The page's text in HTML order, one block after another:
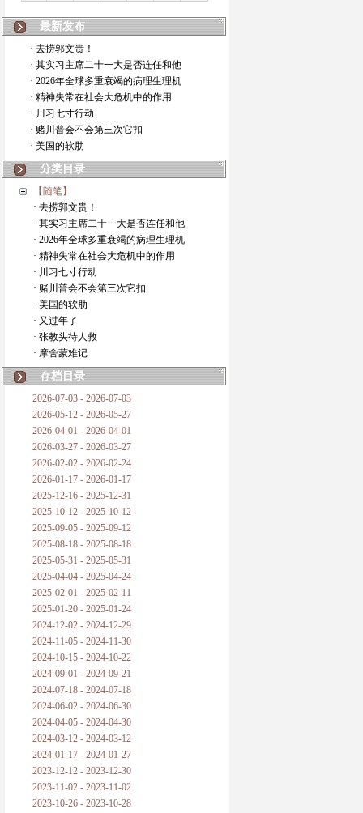
最新发布
· 去捞郭文贵！
· 其实习主席二十一大是否连任和他
· 2026年全球多重衰竭的病理生理机
· 精神失常在社会大危机中的作用
· 川习七寸行动
· 赌川普会不会第三次它扣
· 美国的软肋
分类目录
【随笔】
· 去捞郭文贵！
· 其实习主席二十一大是否连任和他
· 2026年全球多重衰竭的病理生理机
· 精神失常在社会大危机中的作用
· 川习七寸行动
· 赌川普会不会第三次它扣
· 美国的软肋
· 又过年了
· 张教头待人救
· 摩舍蒙难记
存档目录
2026-07-03 - 2026-07-03
2026-05-12 - 2026-05-27
2026-04-01 - 2026-04-01
2026-03-27 - 2026-03-27
2026-02-02 - 2026-02-24
2026-01-17 - 2026-01-17
2025-12-16 - 2025-12-31
2025-10-12 - 2025-10-12
2025-09-05 - 2025-09-12
2025-08-18 - 2025-08-18
2025-05-31 - 2025-05-31
2025-04-04 - 2025-04-24
2025-02-01 - 2025-02-11
2025-01-20 - 2025-01-24
2024-12-02 - 2024-12-29
2024-11-05 - 2024-11-30
2024-10-15 - 2024-10-22
2024-09-01 - 2024-09-21
2024-07-18 - 2024-07-18
2024-06-02 - 2024-06-30
2024-04-05 - 2024-04-30
2024-03-12 - 2024-03-12
2024-01-17 - 2024-01-27
2023-12-12 - 2023-12-30
2023-11-02 - 2023-11-02
2023-10-26 - 2023-10-28